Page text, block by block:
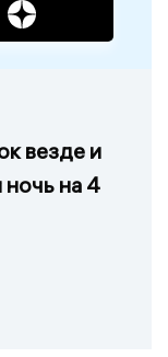
везде и
ночь на 4